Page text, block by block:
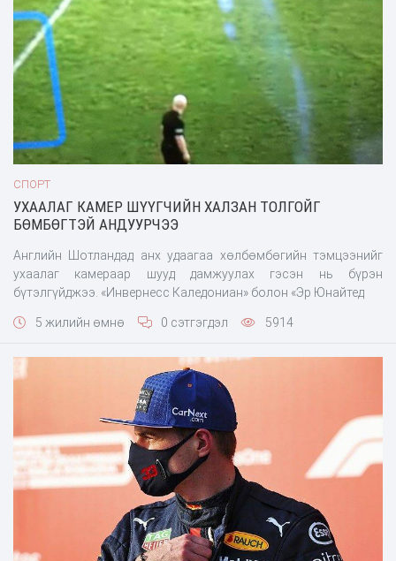
хугацаагаар
СПОРТ
УХААЛАГ КАМЕР ШҮҮГЧИЙН ХАЛЗАН ТОЛГОЙГ
БӨМБӨГТЭЙ АНДУУРЧЭЭ
Английн Шотландад анх удаагаа хөлбөмбөгийн тэмцээнийг
ухаалаг камераар шууд дамжуулах гэсэн нь бүрэн
бүтэлгүйджээ. «Инвернесс Каледониан» болон «Эр Юнайтед
5 жилийн өмнө 0 сэтгэгдэл 5914